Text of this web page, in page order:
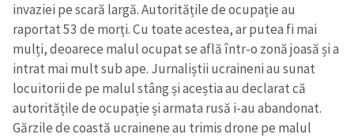
invaziei pe scară largă. Autoritățile de ocupație au
raportat 53 de morți. Cu toate acestea, ar putea fi mai
mulți, deoarece malul ocupat se află într-o zonă joasă și a
intrat mai mult sub ape. Jurnaliștii ucraineni au sunat
locuitorii de pe malul stâng și aceștia au declarat că
autoritățile de ocupație și armata rusă i-au abandonat.
Gărzile de coastă ucrainene au trimis drone pe malul